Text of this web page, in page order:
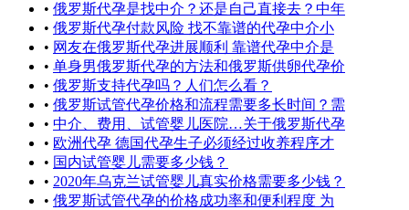
• 俄罗斯代孕是找中介？还是自己直接去？中年
• 俄罗斯代孕付款风险 找不靠谱的代孕中介小
• 网友在俄罗斯代孕进展顺利 靠谱代孕中介是
• 单身男俄罗斯代孕的方法和俄罗斯供卵代孕价
• 俄罗斯支持代孕吗？人们怎么看？
• 俄罗斯试管代孕价格和流程需要多长时间？需
• 中介、费用、试管婴儿医院…关于俄罗斯代孕
• 欧洲代孕 德国代孕生子必须经过收养程序才
• 国内试管婴儿需要多少钱？
• 2020年乌克兰试管婴儿真实价格需要多少钱？
• 俄罗斯试管代孕的价格成功率和便利程度 为